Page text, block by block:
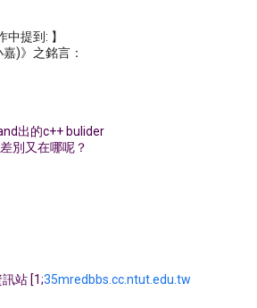
提到: 】
嘉)》之銘言：
出的c++ bulider
別又在哪呢？
站 [1;35mredbbs.cc.ntut.edu.tw